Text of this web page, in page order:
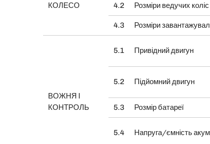
КОЛЕСО 4.2 Розміри ведучих коліс
4.3 Розміри
ВОЖНЯ І
КОНТРОЛЬ
5.1 Привідний двигун
5.2 Підйомний двигун
5.3 Розмір батареї
5.4 Напруга/ємність